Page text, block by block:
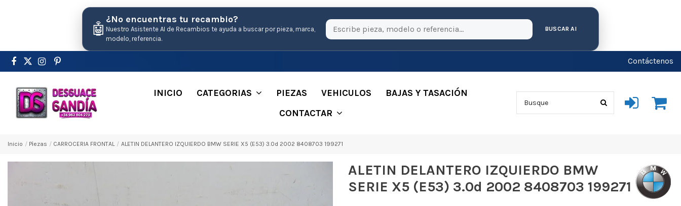
🤖
¿No encuentras tu recambio?
Nuestro Asistente AI de Recambios te ayuda a buscar por pieza, marca,
modelo, referencia.
BUSCAR AI
Contáctenos
INICIO CATEGORIAS PIEZAS VEHICULOS
BAJAS Y TASACIÓN
CONTACTAR
Inicio Pіezas CARROCERIA FRONTAL ALETIN DELANTERO IZQUIERDO BMW SERIE X5 (E53) 3.0d 2002 8408703 199271
ALETIN DELANTERO IZQUIERDO BMW
SERIE X5 (E53) 3.0d 2002 8408703 199271